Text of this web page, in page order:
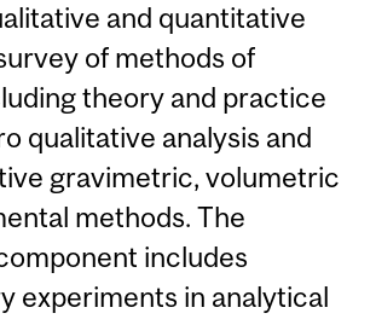
and quantitative
of methods of
theory and practice
qualitative analysis and
gravimetric, volumetric
methods. The
includes
experiments in analytical